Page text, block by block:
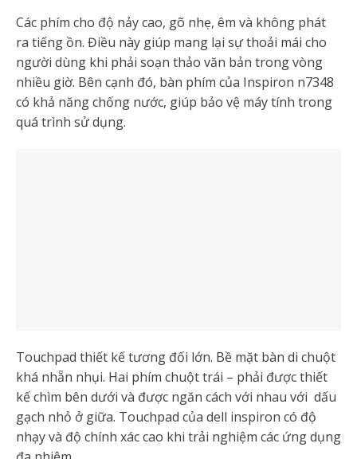
Các phím cho độ nảy cao, gõ nhẹ, êm và không phát
ra tiếng ồn. Điều này giúp mang lại sự thoải mái cho
người dùng khi phải soạn thảo văn bản trong vòng
nhiều giờ. Bên cạnh đó, bàn phím của Inspiron n7348
có khả năng chống nước, giúp bảo vệ máy tính trong
quá trình sử dụng.
Touchpad thiết kế tương đối lớn. Bề mặt bàn di chuột
khá nhẵn nhụi. Hai phím chuột trái – phải được thiết
kế chìm bên dưới và được ngăn cách với nhau với dấu
gạch nhỏ ở giữa. Touchpad của dell inspiron có độ
nhạy và độ chính xác cao khi trải nghiệm các ứng dụng